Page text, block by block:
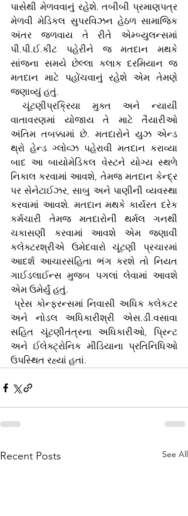
પાસેથી મેળવવાનું રહેશે. તબીબી પ્રમાણપત્ર
મેળવી મેડિકલ સુપરવિઝન હેઠળ સામાજિક
અંતર જળવાય તે રીતે એમ્બ્યુલન્સમાં
પી.પી.ઈ.કીટ પહેરીને જ મતદાન મથકે
સાંજના સમયે છેલ્લા કલાક દરમિયાન જ
મતદાન માટે પહોંચવાનું રહેશે એમ તેમણે
જણાવ્યું હતું.
વાતાવરણમાં યોજાય તે માટે તૈયારીઓ
અંતિમ તબક્કામાં છે. મતદારોને યુઝ એન્ડ
થ્રો હેન્ડ ગ્લોવ્ઝ પહેરાવી મતદાન કરાવ્યા
બાદ આ બાયોમેડિકલ વેસ્ટને યોગ્ય સ્થળે
નિકાલ કરવામાં આવશે, તેમજ મતદાન કેન્દ્ર
પર સેનેટાઈઝર, સાબુ અને પાણીની વ્યવસ્થા
કરવામાં આવશે. મતદાન મથકે કાર્યરત દરેક
કર્મચારી તેમજ મતદારોની થર્મલ ગનથી
ચકાસણી કરવામાં આવશે એમ જણાવી
કલેક્ટરશ્રીએ ઉમેદવારો ચૂંટણી પ્રચારમાં
આદર્શ આચારસંહિતા ભંગ કરશે તો નિયત
ગાઈડલાઈન્સ મુજબ પગલાં લેવામાં આવશે
એમ ઉમેર્યું હતું.
પ્રેસ કોન્ફરન્સમાં નિવાસી અધિક કલેકટર
અને નોડલ અધિકારીશ્રી એસ.ડી.વસાવા
સહિત ચૂંટણીતંત્રના અધિકારીઓ, પ્રિન્ટ
અને ઈલેક્ટ્રોનિક મીડિયાના પ્રતિનિધિઓ
ઉપસ્થિત રહ્યાં હતાં.
Recent Posts See All